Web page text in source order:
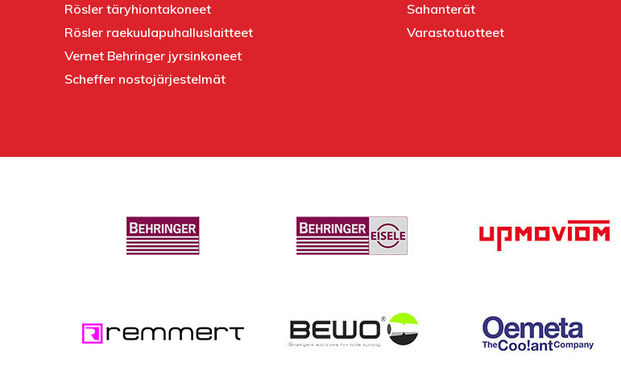
Rösler täryhiontakoneet
Rösler raekuulapuhalluslaitteet
Vernet Behringer jyrsinkoneet
Scheffer nostojärjestelmät
Sahanterät
Varastotuotteet